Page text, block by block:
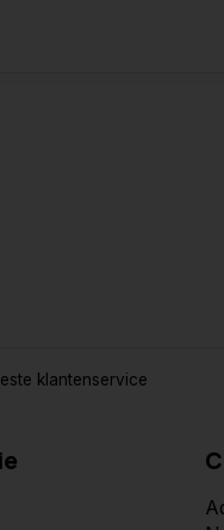
klantenservice